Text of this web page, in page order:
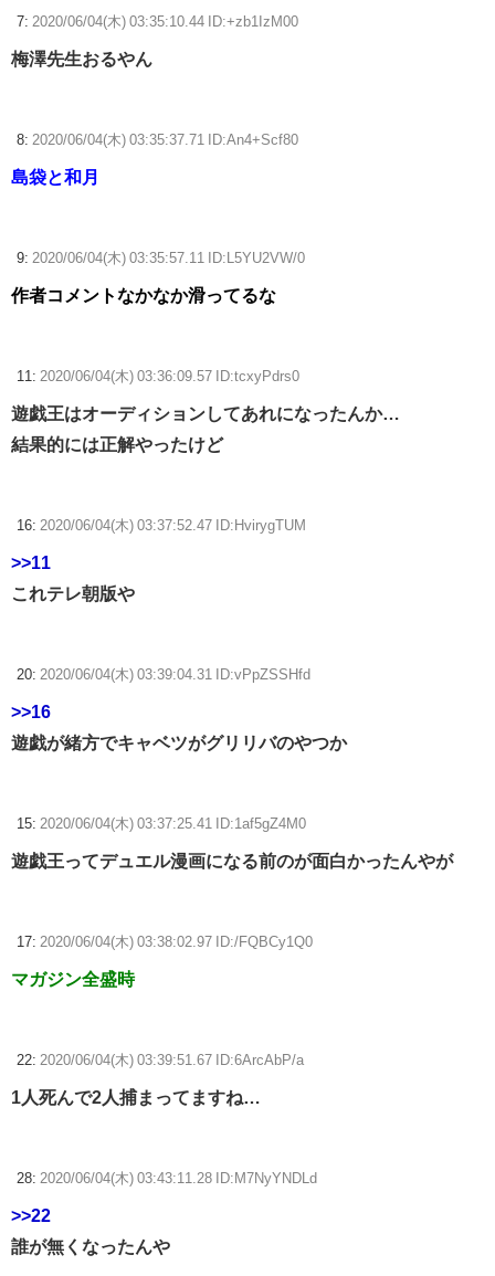
7: 2020/06/04(木) 03:35:10.44 ID:+zb1IzM00
梅澤先生おるやん
8: 2020/06/04(木) 03:35:37.71 ID:An4+Scf80
島袋と和月
9: 2020/06/04(木) 03:35:57.11 ID:L5YU2VW/0
作者コメントなかなか滑ってるな
11: 2020/06/04(木) 03:36:09.57 ID:tcxyPdrs0
遊戯王はオーディションしてあれになったんか…
結果的には正解やったけど
16: 2020/06/04(木) 03:37:52.47 ID:HvirygTUM
>>11
これテレ朝版や
20: 2020/06/04(木) 03:39:04.31 ID:vPpZSSHfd
>>16
遊戯が緒方でキャベツがグリリバのやつか
15: 2020/06/04(木) 03:37:25.41 ID:1af5gZ4M0
遊戯王ってデュエル漫画になる前のが面白かったんやが
17: 2020/06/04(木) 03:38:02.97 ID:/FQBCy1Q0
マガジン全盛時
22: 2020/06/04(木) 03:39:51.67 ID:6ArcAbP/a
1人死んで2人捕まってますね…
28: 2020/06/04(木) 03:43:11.28 ID:M7NyYNDLd
>>22
誰が無くなったんや